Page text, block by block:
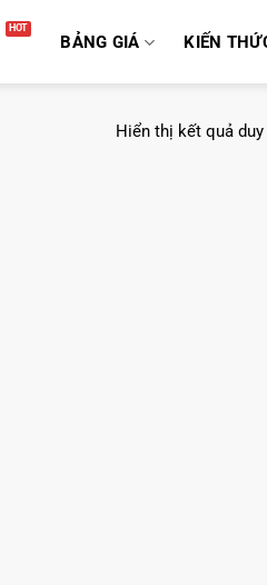
BẢNG GIÁ KIẾN
Hiển thị kết quả